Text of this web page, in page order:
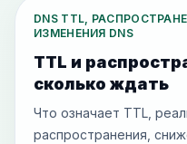
DNS TTL,
ИЗМЕНЕНИЯ DNS
TTL и
сколько ждать
Что означает TTL,
распространения,